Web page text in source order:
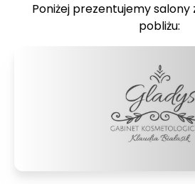
Poniżej prezentujemy salony
pobliżu: